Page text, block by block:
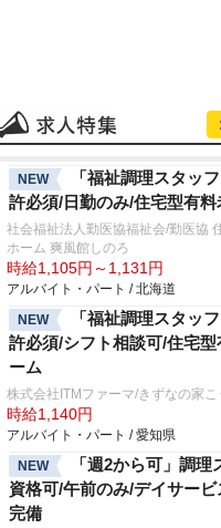
NEW
「福祉調理スタッ
許必須/日勤のみ/住宅型有料
社会福祉法人勤医協福祉会/勤医協
ホーム 爽風館しのろ
時給1,105円～1,131円
アルバイト・パート / 北海道
NEW
「福祉調理スタッ
許必須/シフト相談可/住宅
ーム
株式会社ITMファーマ/きずなの家こ
時給1,140円
アルバイト・パート / 愛知県
NEW
「週2から可」調理
資格可/午前のみ/デイサー
完備